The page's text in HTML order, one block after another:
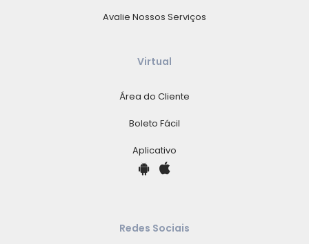
Avalie Nossos Serviços
Virtual
Área do Cliente
Boleto Fácil
Aplicativo
Redes Sociais